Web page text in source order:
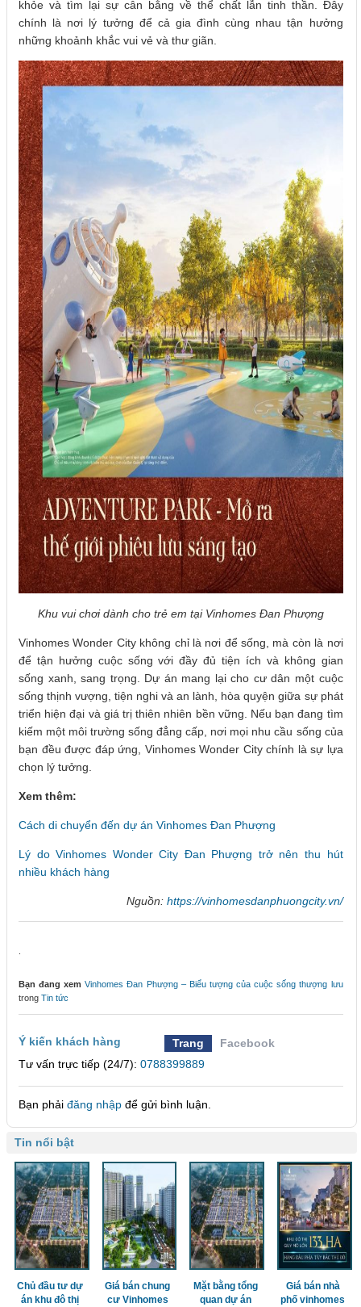
khỏe và tìm lại sự cân bằng về thể chất lẫn tinh thần. Đây
chính là nơi lý tưởng để cả gia đình cùng nhau tận hưởng
những khoảnh khắc vui vẻ và thư giãn.
Khu vui chơi dành cho trẻ em tại Vinhomes Đan Phượng
Vinhomes Wonder City không chỉ là nơi để sống, mà còn là nơi
để tận hưởng cuộc sống với đầy đủ tiện ích và không gian
sống xanh, sang trọng. Dự án mang lại cho cư dân một cuộc
sống thịnh vượng, tiện nghi và an lành, hòa quyện giữa sự phát
triển hiện đại và giá trị thiên nhiên bền vững. Nếu bạn đang tìm
kiếm một môi trường sống đẳng cấp, nơi mọi nhu cầu sống của
bạn đều được đáp ứng, Vinhomes Wonder City chính là sự lựa
chọn lý tưởng.
Xem thêm:
Cách di chuyển đến dự án Vinhomes Đan Phượng
Lý do Vinhomes Wonder City Đan Phượng trở nên thu hút
nhiều khách hàng
Nguồn: https://vinhomesdanphuongcity.vn/
Bạn đang xem Vinhomes Đan Phượng – Biểu tượng của cuộc sống thượng lưu
trong Tin tức
Ý kiến khách hàng Trang
Facebook
Tư vấn trực tiếp (24/7): 0788399889
Bạn phải đăng nhập để gửi bình luận.
Tin nổi bật
Chủ đầu tư dự
án khu đô thị
Giá bán chung
cư Vinhomes
Mặt bằng tổng
quan dự án
Giá bán nhà
phố vinhomes